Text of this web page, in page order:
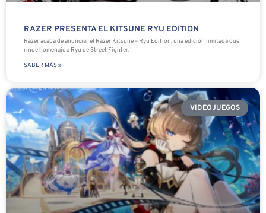
RAZER PRESENTA EL KITSUNE RYU EDITION
Razer acaba de anunciar el Razer Kitsune – Ryu Edition, una edición limitada que
rinde homenaje a Ryu de Street Fighter.
SABER MÁS »
VIDEOJUEGOS